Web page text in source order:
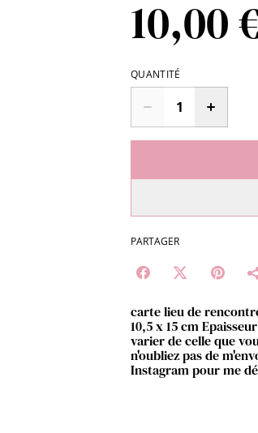
10,00
QUANTITÉ
PARTAGER
carte lieu de
10,5 x 15 cm
varier de celle que
n'oubliez pas de
Instagram pour me